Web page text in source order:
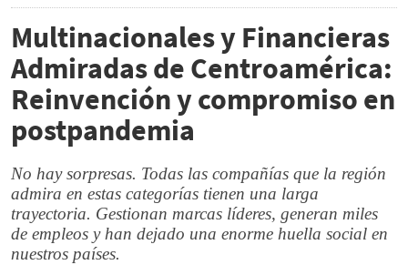
Multinacionales y Financieras
Admiradas de Centroamérica:
Reinvención y compromiso en
postpandemia
No hay sorpresas. Todas las compañías que la región
admira en estas categorías tienen una larga
trayectoria. Gestionan marcas líderes, generan miles
de empleos y han dejado una enorme huella social en
nuestros países.